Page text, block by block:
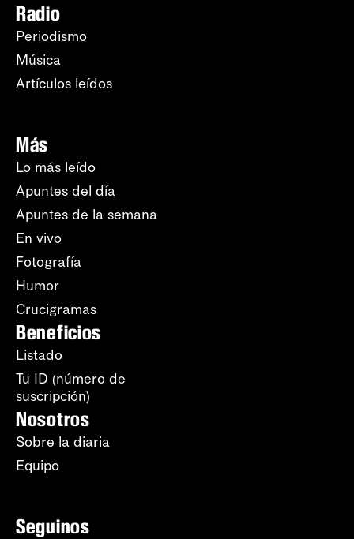
Radio
Periodismo
Música
Artículos leídos
Más
Lo más leído
Apuntes del día
Apuntes de la semana
En vivo
Fotografía
Humor
Crucigramas
Beneficios
Listado
Tu ID (número de
suscripción)
Nosotros
Sobre la diaria
Equipo
Seguinos